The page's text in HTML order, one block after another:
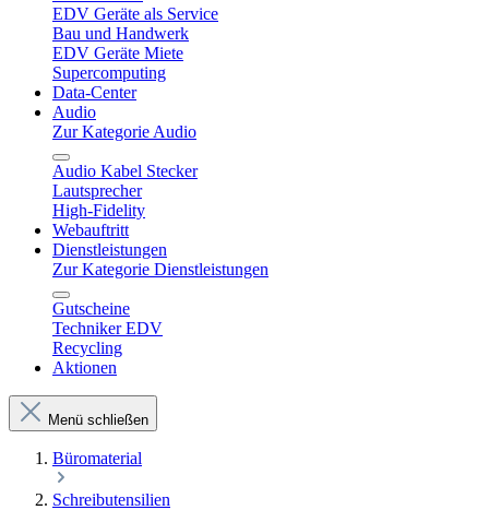
EDV Geräte als Service
Bau und Handwerk
EDV Geräte Miete
Supercomputing
Data-Center
Audio
Zur Kategorie Audio
Audio Kabel Stecker
Lautsprecher
High-Fidelity
Webauftritt
Dienstleistungen
Zur Kategorie Dienstleistungen
Gutscheine
Techniker EDV
Recycling
Aktionen
Menü schließen
Büromaterial
Schreibutensilien